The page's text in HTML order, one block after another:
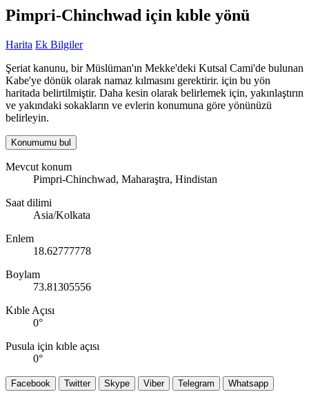
Pimpri-Chinchwad için kıble yönü
Harita Ek Bilgiler
Şeriat kanunu, bir Müslüman'ın Mekke'deki Kutsal Cami'de bulunan
Kabe'ye dönük olarak namaz kılmasını gerektirir. için bu yön
haritada belirtilmiştir. Daha kesin olarak belirlemek için, yakınlaştırın
ve yakındaki sokakların ve evlerin konumuna göre yönünüzü
belirleyin.
Konumumu bul
Mevcut konum
Pimpri-Chinchwad, Maharaştra, Hindistan
Saat dilimi
Asia/Kolkata
Enlem
18.62777778
Boylam
73.81305556
Kıble Açısı
0°
Pusula için kıble açısı
0°
Facebook Twitter Skype Viber Telegram Whatsapp